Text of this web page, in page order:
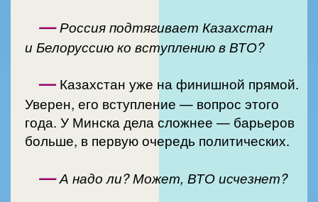
—Россия подтягивает Казахстан
и Белоруссию ко вступлению в ВТО?
— Казахстан уже на финишной прямой.
Уверен, его вступление — вопрос этого
года. У Минска дела сложнее — барьеров
больше, в первую очередь политических.
—А надо ли? Может, ВТО исчезнет?